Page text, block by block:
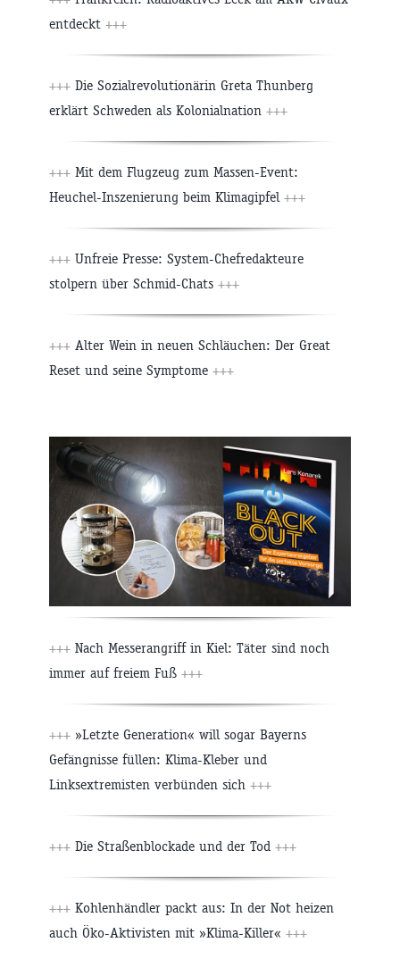
entdeckt +++
+++ Die Sozialrevolutionärin Greta Thunberg
erklärt Schweden als Kolonialnation +++
+++ Mit dem Flugzeug zum Massen-Event:
Heuchel-Inszenierung beim Klimagipfel +++
+++ Unfreie Presse: System-Chefredakteure
stolpern über Schmid-Chats +++
+++ Alter Wein in neuen Schläuchen: Der Great
Reset und seine Symptome +++
+++ Nach Messerangriff in Kiel: Täter sind noch
immer auf freiem Fuß +++
+++ »Letzte Generation« will sogar Bayerns
Gefängnisse füllen: Klima-Kleber und
Linksextremisten verbünden sich +++
+++ Die Straßenblockade und der Tod +++
+++ Kohlenhändler packt aus: In der Not heizen
auch Öko-Aktivisten mit »Klima-Killer« +++